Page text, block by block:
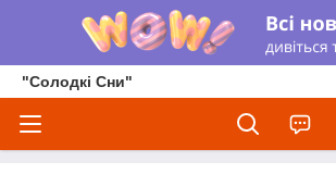
"Солодкі Сни"